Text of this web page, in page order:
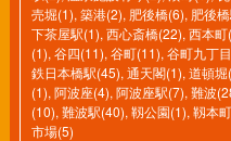
売堀(1), 築港(2), 肥後橋(6), 肥後
下茶屋駅(1), 西心斎橋(22), 西本町
(1), 谷四(11), 谷町(11), 谷町九丁
鉄日本橋駅(45), 通天閣(1), 道頓堀
(1), 阿波座(4), 阿波座駅(7), 難波
(10), 難波駅(40), 靱公園(1), 靱本
市場(5)